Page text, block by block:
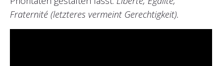
Fraternité (letzteres vermeint Gerechtigkeit).